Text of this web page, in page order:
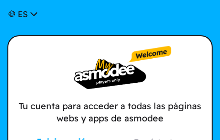
ES
Tu cuenta para acceder a todas las páginas
webs y apps de asmodee